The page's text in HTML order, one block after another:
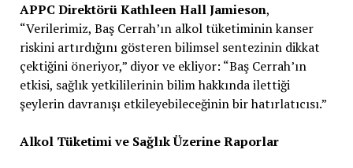
APPC Direktörü Kathleen Hall Jamieson,
“Verilerimiz, Baş Cerrah’ın alkol tüketiminin kanser
riskini artırdığını gösteren bilimsel sentezinin dikkat
çektiğini öneriyor,” diyor ve ekliyor: “Baş Cerrah’ın
etkisi, sağlık yetkililerinin bilim hakkında ilettiği
şeylerin davranışı etkileyebileceğinin bir hatırlatıcısı.”
Alkol Tüketimi ve Sağlık Üzerine Raporlar